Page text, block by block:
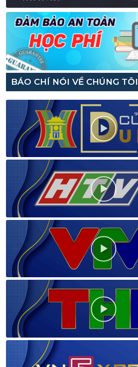
BÁO CHÍ NÓI VỀ CHÚNG TÔI